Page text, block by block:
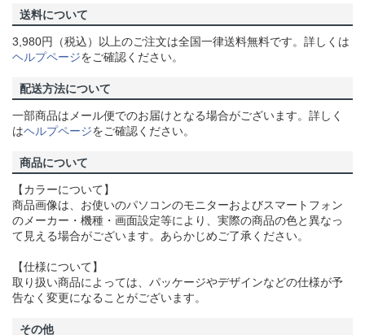
送料について
3,980円（税込）以上のご注文は全国一律送料無料です。詳しくは
ヘルプページをご確認ください。
配送方法について
一部商品はメール便でのお届けとなる場合がございます。詳しく
はヘルプページをご確認ください。
商品について
【カラーについて】
商品画像は、お使いのパソコンのモニターおよびスマートフォン
のメーカー・機種・画面設定等により、実際の商品の色と異なっ
て見える場合がございます。あらかじめご了承ください。
【仕様について】
取り扱い商品によっては、パッケージやデザインなどの仕様が予
告なく変更になることがございます。
その他